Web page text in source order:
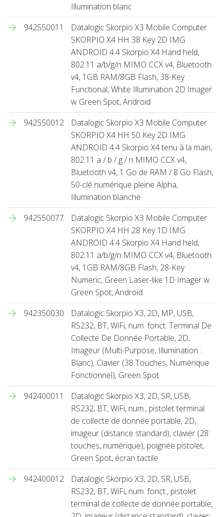
Illumination blanc
942550011
Datalogic Skorpio X3 Mobile Computer
SKORPIO X4 HH 38 Key 2D IMG
ANDROID 4.4 Skorpio X4 Hand held,
802.11 a/b/g/n MIMO CCX v4, Bluetooth
v4, 1GB RAM/8GB Flash, 38-Key
Functional, White Illumination 2D Imager
w Green Spot, Android
942550012
Datalogic Skorpio X3 Mobile Computer
SKORPIO X4 HH 50 Key 2D IMG
ANDROID 4.4 Skorpio X4 tenu à la main,
802.11 a / b / g / n MIMO CCX v4,
Bluetooth v4, 1 Go de RAM / 8 Go Flash,
50-clé numérique pleine Alpha,
Illumination blanche
942550077
Datalogic Skorpio X3 Mobile Computer
SKORPIO X4 HH 28 Key 1D IMG
ANDROID 4.4 Skorpio X4 Hand held,
802.11 a/b/g/n MIMO CCX v4, Bluetooth
v4, 1GB RAM/8GB Flash, 28-Key
Numeric, Green Laser-like 1D Imager w
Green Spot, Android
942350030
Datalogic Skorpio X3, 2D, MP, USB,
RS232, BT, WiFi, num. fonct. Terminal De
Collecte De Donnée Portable, 2D,
Imageur (Multi-Purpose, Illumination :
Blanc), Clavier (38 Touches, Numérique
Fonctionnel), Green Spot
942400011
Datalogic Skorpio X3, 2D, SR, USB,
RS232, BT, WiFi, num., pistolet terminal
de collecte de donnée portable, 2D,
imageur (distance standard), clavier (28
touches, numérique), poignée pistolet,
Green Spot, écran tactile
942400012
Datalogic Skorpio X3, 2D, SR, USB,
RS232, BT, WiFi, num. fonct., pistolet
terminal de collecte de donnée portable,